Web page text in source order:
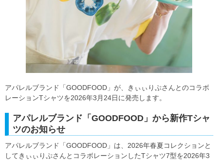
アパレルブランド「GOODFOOD」が、きぃぃりぷさんとのコラボ
レーションTシャツを2026年3月24日に発売します。
アパレルブランド「GOODFOOD」から新作Tシャ
ツのお知らせ
アパレルブランド「GOODFOOD」は、2026年春夏コレクションと
してきぃぃりぷさんとコラボレーションしたTシャツ7型を2026年3